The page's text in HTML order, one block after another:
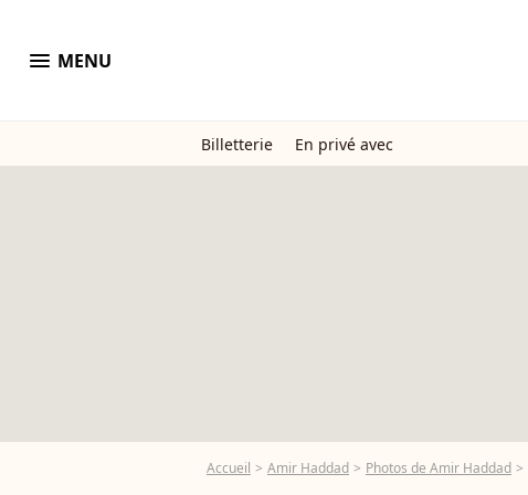
menu MENU
Billetterie En privé avec
Accueil Amir Haddad Photos de Amir Haddad